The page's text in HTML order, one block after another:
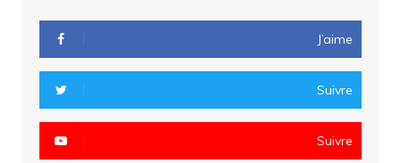
J’aime
Suivre
Suivre